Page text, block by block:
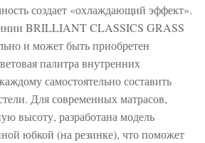
создает «охлаждающий эффект».
BRILLIANT CLASSICS GRASS
и может быть приобретен
палитра внутренних
самостоятельно составить
Для современных матрасов,
высоту, разработана модель
юбкой (на резинке), что поможет